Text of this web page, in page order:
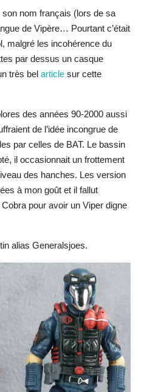
nom français (lors de sa
de Vipère… Pourtant c’était
malgré les incohérence du
par dessus un casque
très bel articlesur cette
des années 90-2000 aussi
de l’idée incongrue de
par celles de BAT. Le bassin
il occasionnait un frottement
des hanches. Les version
à mon goût et il fallut
pour avoir un Viper digne
alias Generalsjoes.